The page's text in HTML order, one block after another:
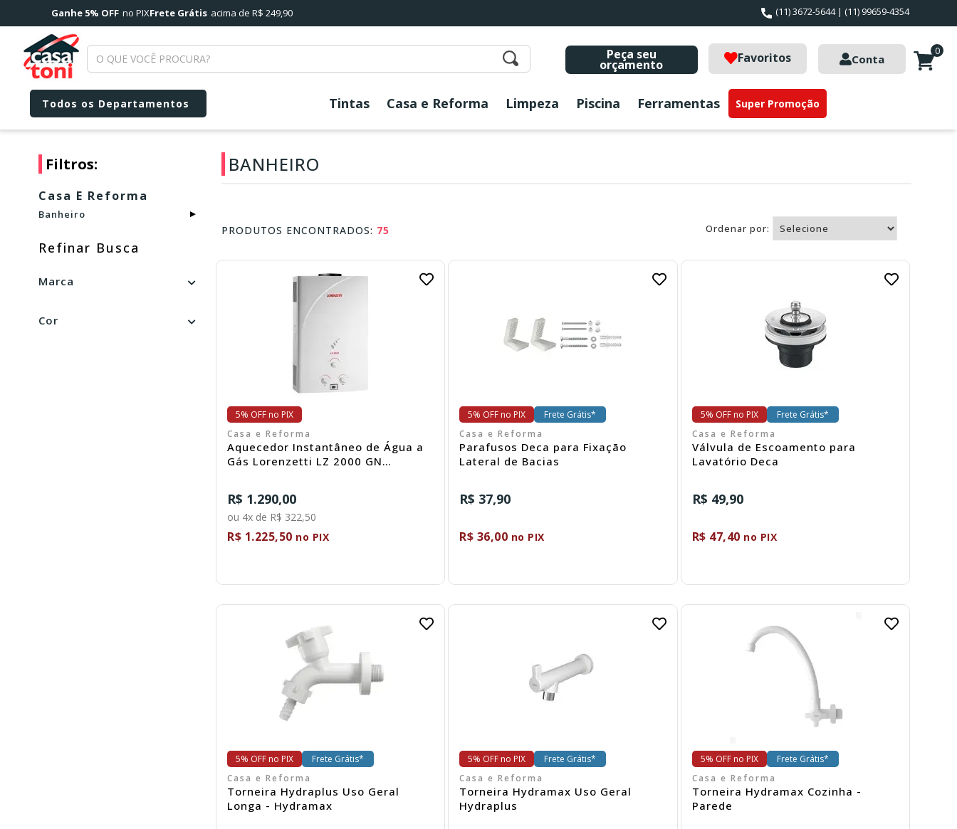
Ganhe 5% OFF no PIXFrete Grátis acima de R$ 249,90 (11) 3672-5644 | (11) 99659-4354
Peça seu
orçamento Favoritos Conta
0
Tintas Casa e Reforma Limpeza Piscina Ferramentas Super Promoção
Filtros:
Marca
Cor
Casa E Reforma
Banheiro ▼
BANHEIRO
PRODUTOS ENCONTRADOS: 75 Ordenar por:
5% OFF no PIX
Casa e Reforma
Aquecedor Instantâneo de Água a
Gás Lorenzetti LZ 2000 GN
R$ 1.290,00
ou 4x de R$ 322,50
R$ 1.225,50 no PIX
5% OFF no PIX
Frete Grátis*
Casa e Reforma
Parafusos Deca para Fixação
Lateral de Bacias
R$ 37,90
R$ 36,00 no PIX
5% OFF no PIX
Frete Grátis*
Casa e Reforma
Válvula de Escoamento para
Lavatório Deca
R$ 49,90
R$ 47,40 no PIX
Comprar
5% OFF no PIX
Frete Grátis*
Casa e Reforma
Torneira Hydraplus Uso Geral
Longa - Hydramax
5% OFF no PIX
Frete Grátis*
Casa e Reforma
Torneira Hydramax Uso Geral
Hydraplus
5% OFF no PIX
Frete Grátis*
Casa e Reforma
Torneira Hydramax Cozinha -
Parede